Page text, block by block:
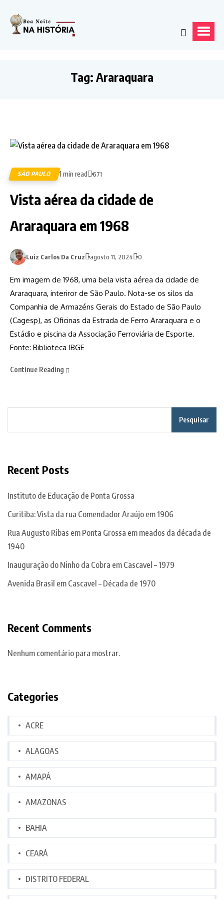
Tag: Araraquara
SÃO PAULO 1 min read 671
Vista aérea da cidade de
Araraquara em 1968
Luiz Carlos Da Cruz agosto 11, 2024 0
Em imagem de 1968, uma bela vista aérea da cidade de
Araraquara, interiror de São Paulo. Nota-se os silos da
Companhia de Armazéns Gerais do Estado de São Paulo
(Cagesp), as Oficinas da Estrada de Ferro Araraquara e o
Estádio e piscina da Associação Ferroviária de Esporte.
Fonte: Biblioteca IBGE
Continue Reading
Pesquisar
Recent Posts
Instituto de Educação de Ponta Grossa
Curitiba: Vista da rua Comendador Araújo em 1906
Rua Augusto Ribas em Ponta Grossa em meados da década de
1940
Inauguração do Ninho da Cobra em Cascavel – 1979
Avenida Brasil em Cascavel – Década de 1970
Recent Comments
Nenhum comentário para mostrar.
Categories
ACRE
ALAGOAS
AMAPÁ
AMAZONAS
BAHIA
CEARÁ
DISTRITO FEDERAL